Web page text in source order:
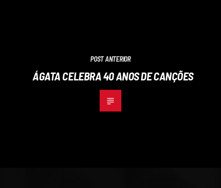
POST ANTERIOR
ÁGATA CELEBRA 40 ANOS DE CANÇÕES